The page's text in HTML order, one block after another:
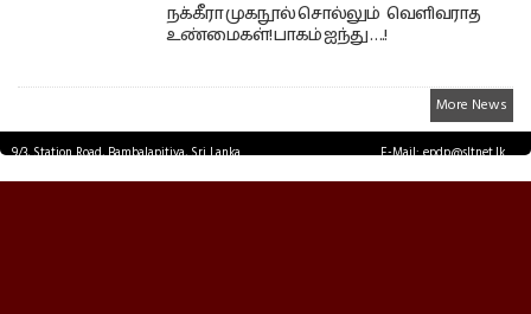
நக்கீரா முகநூல் சொல்லும் வெளிவராத
உண்மைகள்! பாகம் ஐந்து ….!
More News
9/3, Station Road, Bambalapitiya, Sri Lanka.
E-Mail: epdp@sltnet.lk